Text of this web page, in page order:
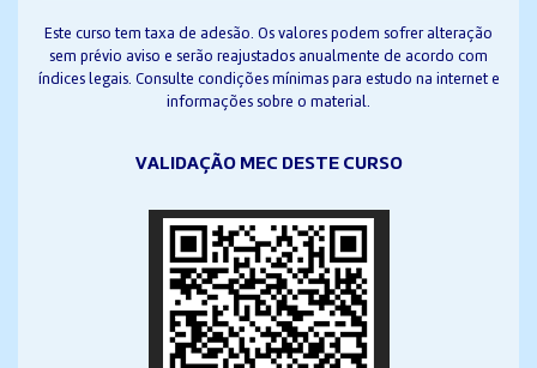
Este curso tem taxa de adesão. Os valores podem sofrer alteração
sem prévio aviso e serão reajustados anualmente de acordo com
índices legais. Consulte condições mínimas para estudo na internet e
informações sobre o material.
VALIDAÇÃO MEC DESTE CURSO